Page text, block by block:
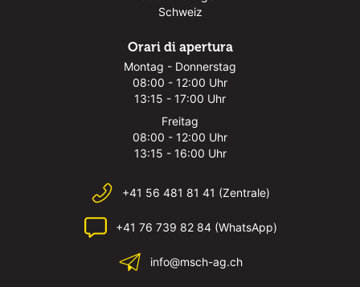
Schweiz
Orari di apertura
Montag - Donnerstag
08:00 - 12:00 Uhr
13:15 - 17:00 Uhr
Freitag
08:00 - 12:00 Uhr
13:15 - 16:00 Uhr
+41 56 481 81 41 (Zentrale)
+41 76 739 82 84 (WhatsApp)
info@msch-ag.ch